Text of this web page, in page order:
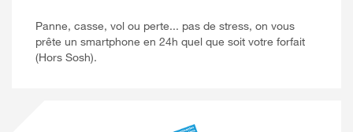
Panne, casse, vol ou perte... pas de stress, on vous
prête un smartphone en 24h quel que soit votre forfait
(Hors Sosh).